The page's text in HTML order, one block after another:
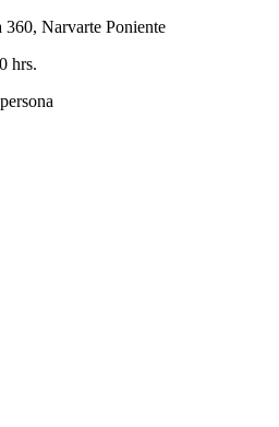
360, Narvarte Poniente
hrs.